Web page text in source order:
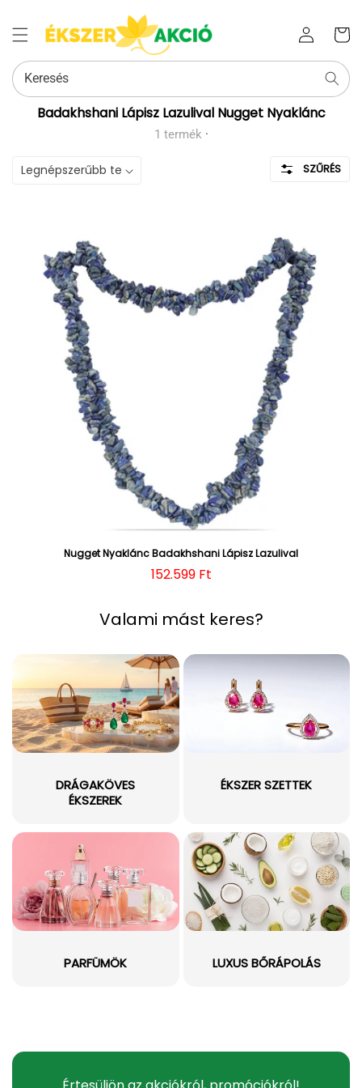
Bejelentkezés
kosara
Keresés
Kollekció:
Badakhshani Lápisz Lazulival Nugget Nyaklánc
1 termék ·
SZŰRÉS
Nugget Nyaklánc Badakhshani Lápisz Lazulival
Normál ár
152.599 Ft
Valami mást keres?
DRÁGAKÖVES
ÉKSZEREK
ÉKSZER SZETTEK
PARFÜMÖK LUXUS BŐRÁPOLÁS